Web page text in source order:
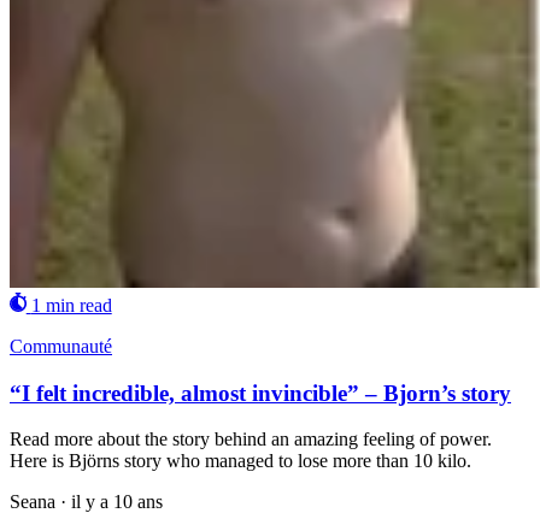
1 min read
Communauté
“I felt incredible, almost invincible” – Bjorn’s story
Read more about the story behind an amazing feeling of power.
Here is Björns story who managed to lose more than 10 kilo.
Seana · il y a 10 ans